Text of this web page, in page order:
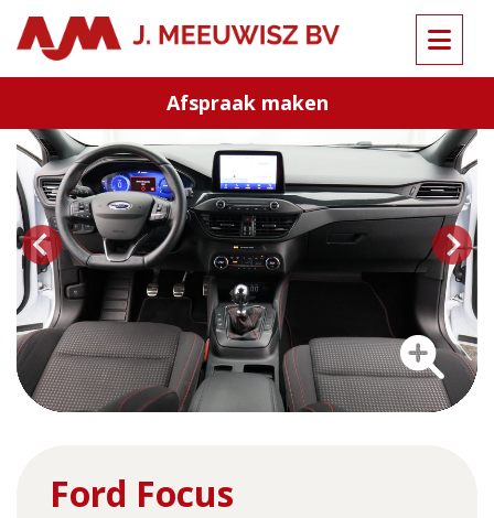
Afspraak maken
Terug naar overzicht
Ford Focus